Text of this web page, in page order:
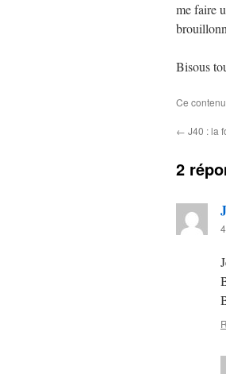
me faire
Bisous
Ce
← J40 : la
2